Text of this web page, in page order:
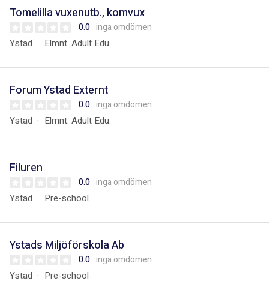
Tomelilla vuxenutb., komvux
0.0 inga omdömen
Ystad Elmnt. Adult Edu.
Forum Ystad Externt
0.0 inga omdömen
Ystad Elmnt. Adult Edu.
Filuren
0.0 inga omdömen
Ystad Pre-school
Ystads Miljöförskola Ab
0.0 inga omdömen
Ystad Pre-school